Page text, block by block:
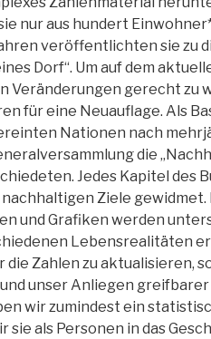
nur aus hundert
veröffentlichten sie zu
Dorf“. Um auf dem
Veränderungen gerecht zu
für eine Neuauflage. Als
Nationen nach
die
Jedes Kapitel des
Ziele gewidmet.
und Grafiken werden
Lebensrealitäten
die Zahlen zu aktualisieren,
unser Anliegen greifbarer
wir zumindest ein
sie als Personen in das